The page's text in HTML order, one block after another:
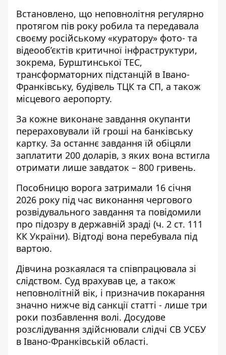
Встановлено, що неповнолітня регулярно
протягом пів року робила та передавала
своєму російському «куратору» фото- та
відеооб’єктів критичної інфраструктури,
зокрема, Бурштинської ТЕС,
трансформаторних підстанцій в Івано-
Франківську, будівель ТЦК та СП, а також
місцевого аеропорту.
За кожне виконане завдання окупанти
перераховували їй гроші на банківську
картку. За останнє завдання їй обіцяли
заплатити 200 доларів, з яких вона встигла
отримати лише завдаток – 800 гривень.
Пособницю ворога затримали 16 січня
2026 року під час виконання чергового
розвідувального завдання та повідомили
про підозру в державній зраді (ч. 2 ст. 111
КК України). Відтоді вона перебувала під
вартою.
Дівчина розкаялася та співпрацювала зі
слідством. Суд врахував це, а також
неповнолітній вік, і призначив покарання
значно нижче від санкції статті - лише три
роки позбавлення волі. Досудове
розслідування здійснювали слідчі СВ УСБУ
в Івано-Франківській області.